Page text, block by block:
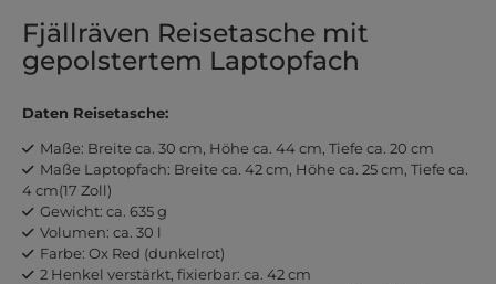
Fjällräven Reisetasche mit
gepolstertem Laptopfach
Daten Reisetasche:
Maße: Breite ca. 30 cm, Höhe ca. 44 cm, Tiefe ca. 20 cm
Maße Laptopfach: Breite ca. 42 cm, Höhe ca. 25 cm, Tiefe ca.
4 cm(17 Zoll)
Gewicht: ca. 635 g
Volumen: ca. 30 l
Farbe: Ox Red (dunkelrot)
2 Henkel verstärkt, fixierbar: ca. 42 cm